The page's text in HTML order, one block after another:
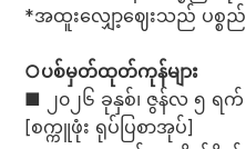
*အထူးလျှော့ဈေးသည် ပစ္စည်း
○ပစ်မှတ်ထုတ်ကုန်များ
■ ၂၀၂၆ ခုနှစ်၊ ဇွန်လ ၅
[စက္ကူဖုံး ရုပ်ပြစာအုပ်]